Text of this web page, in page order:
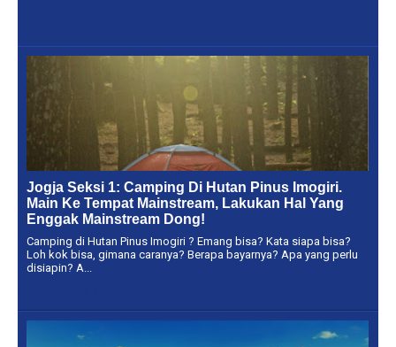
Jogja Seksi 1: Camping Di Hutan Pinus Imogiri.
Main Ke Tempat Mainstream, Lakukan Hal Yang
Enggak Mainstream Dong!
Camping di Hutan Pinus Imogiri ? Emang bisa? Kata siapa bisa?
Loh kok bisa, gimana caranya? Berapa bayarnya? Apa yang perlu
disiapin? A...